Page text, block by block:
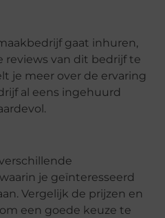
gaat inhuren,
reviews van dit bedrijf te
je meer over de ervaring
al eens ingehuurd
je geïnteresseerd
Vergelijk de prijzen en
een ​​goede keuze te